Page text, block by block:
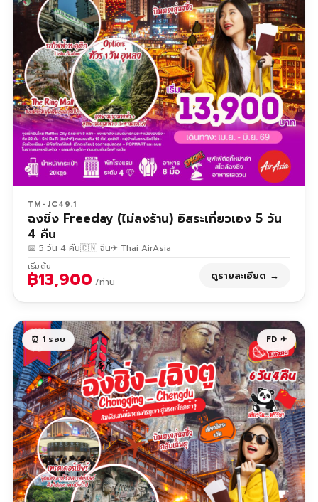
TM-JC49.1
ฉงชิ่ง Freeday (ไม่ลงร้าน) อิสระเที่ยวเอง 5 วัน
4 คืน
📅 5 วัน 4 คืน🇨🇳 จีน✈ Thai AirAsia
เริ่มต้น
฿13,900 /ท่าน ดูรายละเอียด →
⏰ 1 รอบ FD ✈